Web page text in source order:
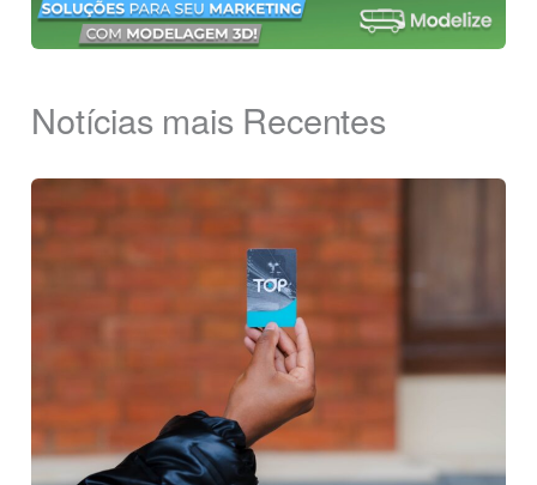
Notícias mais Recentes